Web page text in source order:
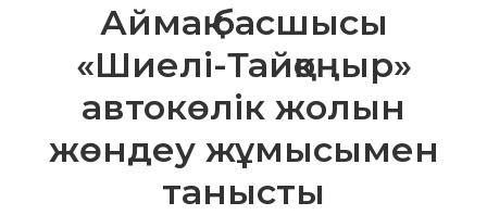
Аймақ басшысы
«Шиелі-Тайқоңыр»
автокөлік жолын
жөндеу жұмысымен
танысты